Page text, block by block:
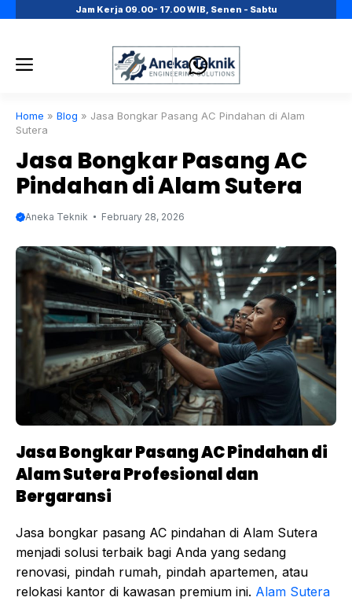
Jam Kerja 09.00- 17.00 WIB, Senen - Sabtu
Menu
Home » Blog » Jasa Bongkar Pasang AC Pindahan di Alam
Sutera
Jasa Bongkar Pasang AC
Pindahan di Alam Sutera
Aneka Teknik February 28, 2026
Jasa Bongkar Pasang AC Pindahan di
Alam Sutera Profesional dan
Bergaransi
Jasa bongkar pasang AC pindahan di Alam Sutera
menjadi solusi terbaik bagi Anda yang sedang
renovasi, pindah rumah, pindah apartemen, atau
relokasi kantor di kawasan premium ini. Alam Sutera